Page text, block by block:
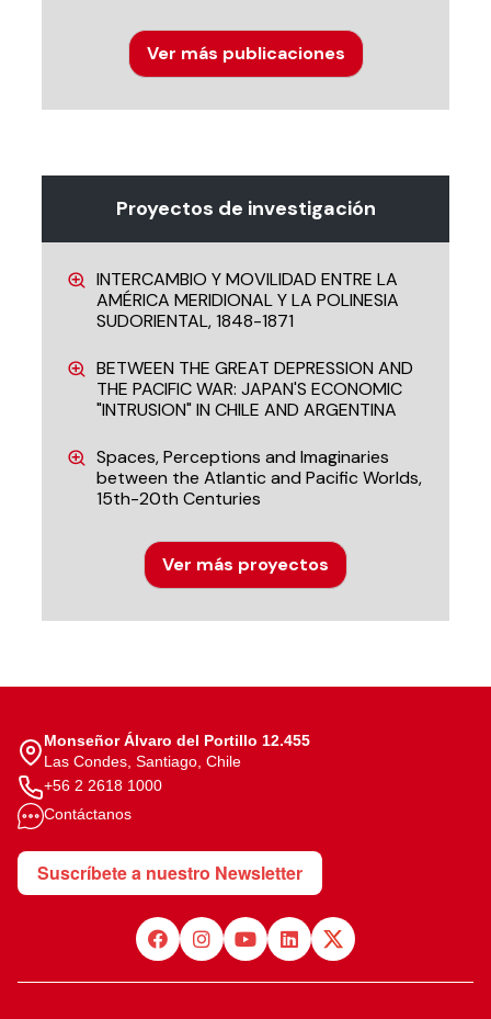
Ver más publicaciones
Proyectos de investigación
INTERCAMBIO Y MOVILIDAD ENTRE LA
AMÉRICA MERIDIONAL Y LA POLINESIA
SUDORIENTAL, 1848-1871
BETWEEN THE GREAT DEPRESSION AND
THE PACIFIC WAR: JAPAN'S ECONOMIC
"INTRUSION" IN CHILE AND ARGENTINA
Spaces, Perceptions and Imaginaries
between the Atlantic and Pacific Worlds,
15th-20th Centuries
Ver más proyectos
Monseñor Álvaro del Portillo 12.455
Las Condes, Santiago, Chile
+56 2 2618 1000
Contáctanos
Suscríbete a nuestro Newsletter